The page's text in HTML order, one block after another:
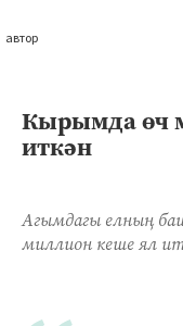
автор
Кырымда өч
иткән
Агымдагы елның
миллион кеше ял